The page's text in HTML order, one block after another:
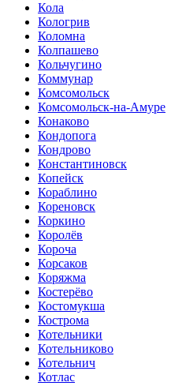
Кола
Кологрив
Коломна
Колпашево
Кольчугино
Коммунар
Комсомольск
Комсомольск-на-Амуре
Конаково
Кондопога
Кондрово
Константиновск
Копейск
Кораблино
Кореновск
Коркино
Королёв
Короча
Корсаков
Коряжма
Костерёво
Костомукша
Кострома
Котельники
Котельниково
Котельнич
Котлас